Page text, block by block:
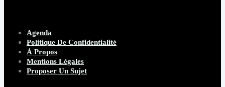
Agenda
Politique De Confidentialité
À Propos
Mentions Légales
Proposer Un Sujet